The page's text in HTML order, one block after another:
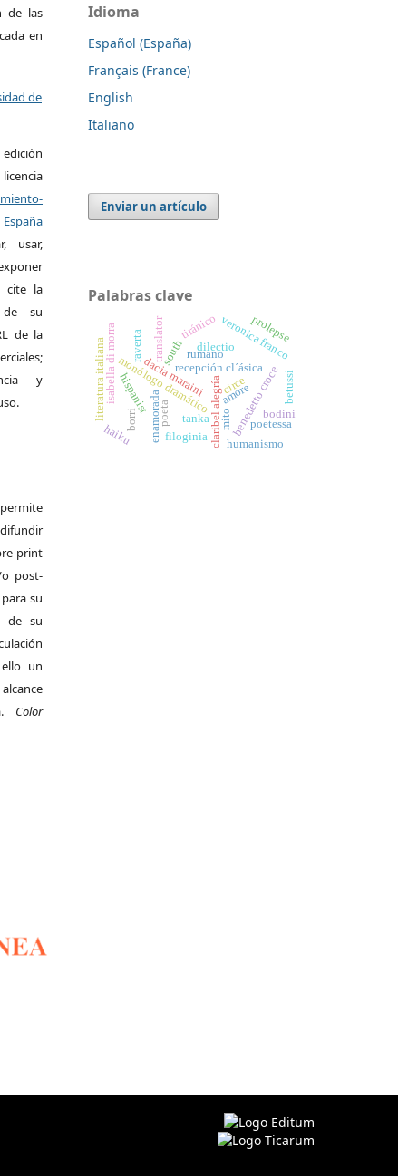
de las
en
de
usar,
cite la
su
de la
y
print
post-
su
de su
un
Color
Idioma
Español (España)
Français (France)
English
Italiano
Enviar un artículo
Palabras clave
dilectioveronica franco
claribel alegría
monólogo dramático
enamorada
recepción cl´ásica
mitobenedetto croce
isabella di morra dacia maraini
literatura italiana rumano
south
translator
hispanist
humanismo
circe
borri poetessa
poeta
filoginia
raverta
betussi
tanka
haiku
bodini
tiránico
amore
prolepse